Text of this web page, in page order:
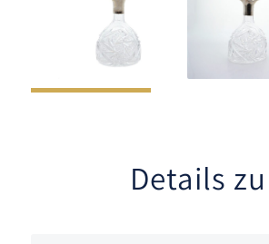
Details